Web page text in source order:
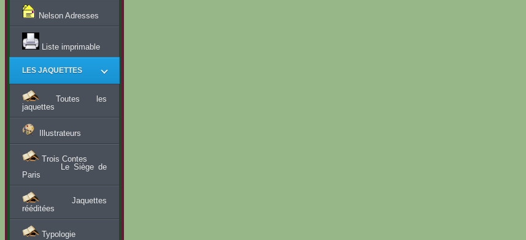
Nelson Adresses
Liste imprimable
LES JAQUETTES
Toutes les
jaquettes
Illustrateurs
Trois Contes
Le Siège de
Paris
Jaquettes
rééditées
Typologie